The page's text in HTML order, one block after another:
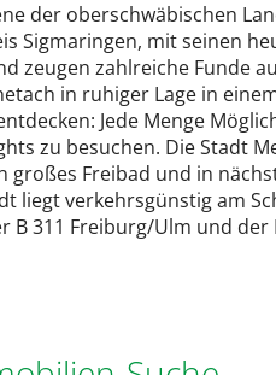
der oberschwäbischen
Sigmaringen, mit seinen
zeugen zahlreiche Funde
in ruhiger Lage in
Jede Menge
zu besuchen. Die Stadt
großes Freibad und in
liegt verkehrsgünstig am
B 311 Freiburg/Ulm und der